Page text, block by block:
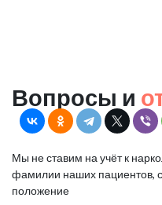
Вопросы и
Мы не ставим на учёт к
фамилии наших пациентов,
положение